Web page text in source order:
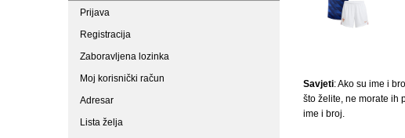
Prijava
Registracija
Zaboravljena lozinka
Moj korisnički račun
Adresar
Lista želja
Savjeti: Ako su ime i
što želite, ne morate ih
ime i broj.